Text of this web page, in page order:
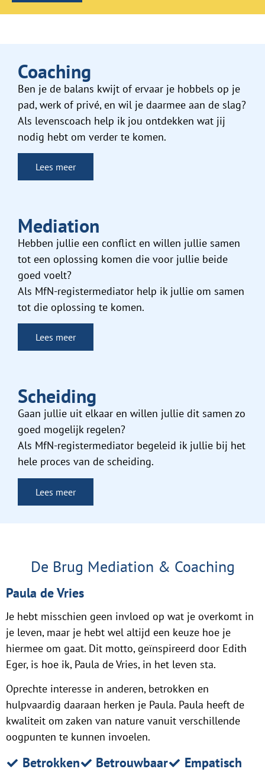
Coaching
Ben je de balans kwijt of ervaar je hobbels op je
pad, werk of privé, en wil je daarmee aan de slag?
Als levenscoach help ik jou ontdekken wat jij
nodig hebt om verder te komen.
Lees meer
Mediation
Hebben jullie een conflict en willen jullie samen
tot een oplossing komen die voor jullie beide
goed voelt?
Als MfN-registermediator help ik jullie om samen
tot die oplossing te komen.
Lees meer
Scheiding
Gaan jullie uit elkaar en willen jullie dit samen zo
goed mogelijk regelen?
Als MfN-registermediator begeleid ik jullie bij het
hele proces van de scheiding.
Lees meer
De Brug Mediation & Coaching
Paula de Vries
Je hebt misschien geen invloed op wat je overkomt in
je leven, maar je hebt wel altijd een keuze hoe je
hiermee om gaat. Dit motto, geïnspireerd door Edith
Eger, is hoe ik, Paula de Vries, in het leven sta.
Oprechte interesse in anderen, betrokken en
hulpvaardig daaraan herken je Paula. Paula heeft de
kwaliteit om zaken van nature vanuit verschillende
oogpunten te kunnen invoelen.
Betrokken Betrouwbaar
Empatisch